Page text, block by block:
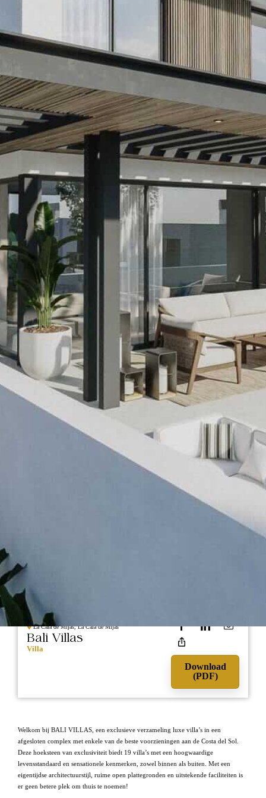
La Cala de Mijas, La Cala de Mijas
Bali Villas
Villa
Download
(PDF)
Welkom bij BALI VILLAS, een exclusieve verzameling luxe villa’s in een
afgesloten complex met enkele van de beste voorzieningen aan de Costa del Sol.
Deze hoeksteen van exclusiviteit biedt 19 villa’s met een hoogwaardige
levensstandaard en sensationele kenmerken, zowel binnen als buiten. Met een
eigentijdse architectuurstijl, ruime open plattegronden en uitstekende faciliteiten is
er geen betere plek om thuis te noemen!